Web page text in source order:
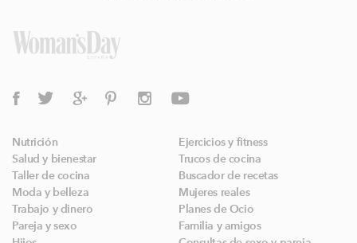
Nutrición
Ejercicios y fitness
Salud y bienestar
Trucos de cocina
Taller de cocina
Buscador de recetas
Moda y belleza
Mujeres reales
Trabajo y dinero
Planes de Ocio
Pareja y sexo
Familia y amigos